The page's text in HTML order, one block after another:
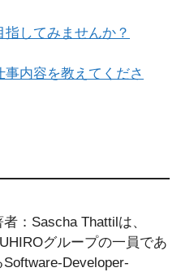
してみませんか？
内容を教えてくださ
者：Sascha Thattilは、
グループの一員であ
Software-Developer-